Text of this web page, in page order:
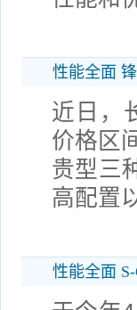
性能全面
近日，
价格区
贵型三
高配置
性能全面